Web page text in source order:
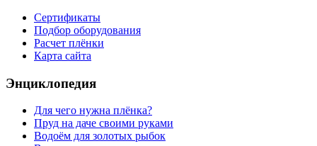
Сертификаты
Подбор оборудования
Расчет плёнки
Карта сайта
Энциклопедия
Для чего нужна плёнка?
Пруд на даче своими руками
Водоём для золотых рыбок